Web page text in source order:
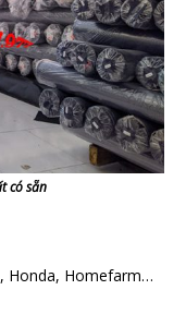
có sẵn
Honda, Homefarm…